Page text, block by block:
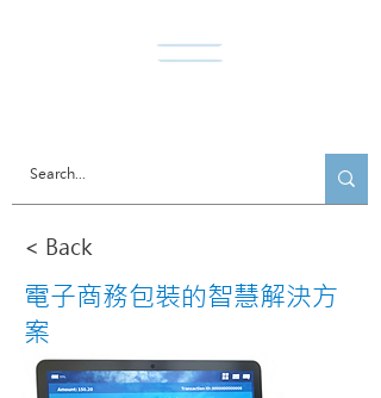
< Back
電子商務包裝的智慧解決方
案